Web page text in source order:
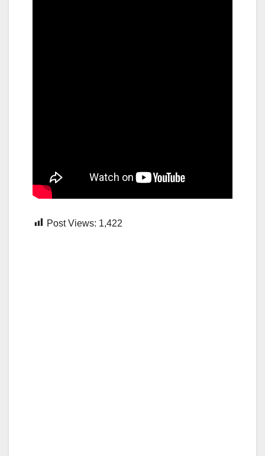
Post Views: 1,422